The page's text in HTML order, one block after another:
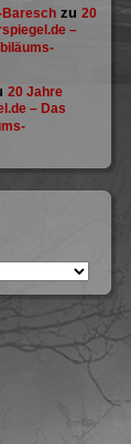
Baresch zu 20
–
20 Jahre
– Das